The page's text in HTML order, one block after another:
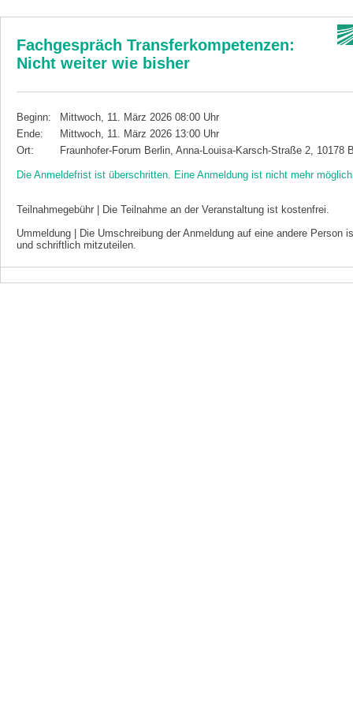
Fachgespräch Transferkompetenzen:
Nicht weiter wie bisher
Beginn:
Mittwoch, 11. März 2026 08:00 Uhr
Ende:
Mittwoch, 11. März 2026 13:00 Uhr
Ort:
Fraunhofer-Forum Berlin, Anna-Louisa-Karsch-Straße 2, 10178
Die Anmeldefrist ist überschritten. Eine Anmeldung ist nicht mehr
Teilnahmegebühr | Die Teilnahme an der Veranstaltung ist kostenfrei.
Ummeldung | Die Umschreibung der Anmeldung auf eine andere Person
und schriftlich mitzuteilen.